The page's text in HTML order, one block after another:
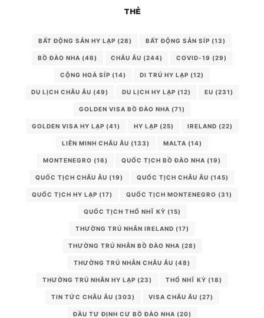
THẺ
BẤT ĐỘNG SẢN HY LẠP (28) BẤT ĐỘNG SẢN SÍP (13)
BỒ ĐÀO NHA (46) CHÂU ÂU (244) COVID-19 (29)
CỘNG HOÀ SÍP (14) DI TRÚ HY LẠP (12)
DU LỊCH CHÂU ÂU (49) DU LỊCH HY LẠP (12) EU (231)
GOLDEN VISA BỒ ĐÀO NHA (71)
GOLDEN VISA HY LẠP (41) HY LẠP (25) IRELAND (22)
LIÊN MINH CHÂU ÂU (133) MALTA (14)
MONTENEGRO (16) QUỐC TỊCH BỒ ĐÀO NHA (19)
QUỐC TỊCH CHÂU ÂU (19) QUỐC TỊCH CHÂU ÂU (145)
QUỐC TỊCH HY LẠP (17) QUỐC TỊCH MONTENEGRO (31)
QUỐC TỊCH THỔ NHĨ KỲ (15)
THƯỜNG TRÚ NHÂN IRELAND (17)
THƯỜNG TRÚ NHÂN BỒ ĐÀO NHA (28)
THƯỜNG TRÚ NHÂN CHÂU ÂU (48)
THƯỜNG TRÚ NHÂN HY LẠP (23) THỔ NHĨ KỲ (18)
TIN TỨC CHÂU ÂU (303) VISA CHÂU ÂU (27)
ĐẦU TƯ ĐỊNH CƯ BỒ ĐÀO NHA (20)